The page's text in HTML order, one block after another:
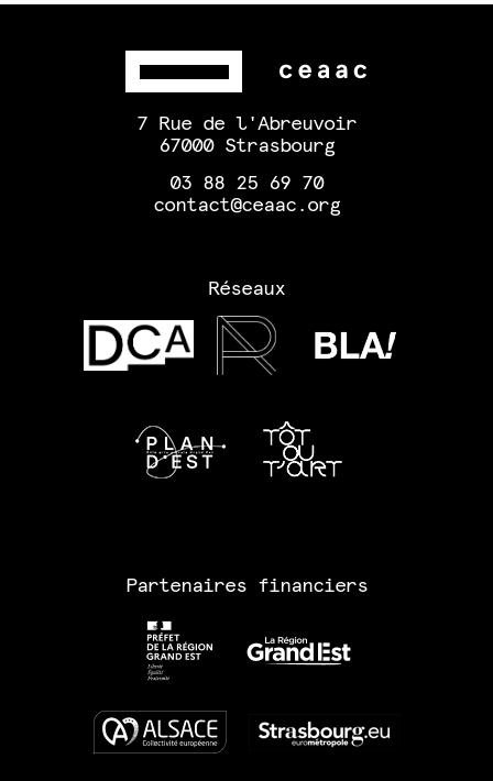
7 Rue de l'Abreuvoir
67000 Strasbourg
03 88 25 69 70
contact@ceaac.org
Réseaux
Partenaires financiers